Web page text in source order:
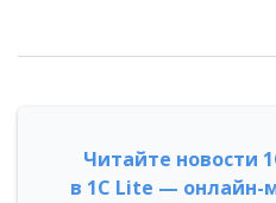
Читайте новости
в 1С Lite —